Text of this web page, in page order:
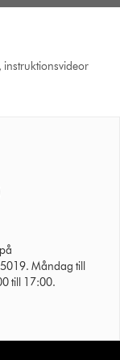
instruktionsvideor
Måndag till
till 17:00.